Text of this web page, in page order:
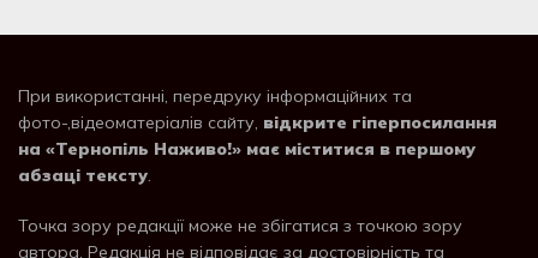
При використанні, передруку інформаційних та
фото-,відеоматеріалів сайту, відкрите гіперпосилання
на «Тернопіль Наживо!» має міститися в першому
абзаці тексту.
Точка зору редакції може не збігатися з точкою зору
автора. Редакція не відповідає за достовірність та